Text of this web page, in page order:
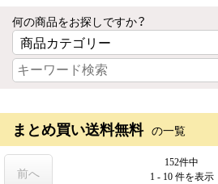
何の商品をお探しですか？
まとめ買い送料無料 の一覧
152件中
1 - 10 件を表示
前へ